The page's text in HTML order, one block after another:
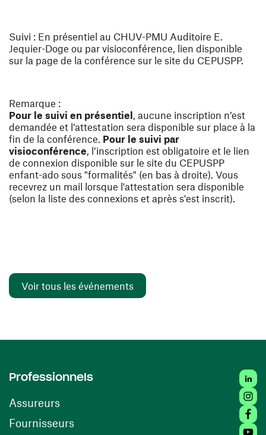
Suivi : En présentiel au CHUV-PMU Auditoire E.
Jequier-Doge ou par visioconférence, lien disponible
sur la page de la conférence sur le site du CEPUSPP.
Remarque :
Pour le suivi en présentiel, aucune inscription n’est
demandée et l’attestation sera disponible sur place à la
fin de la conférence. Pour le suivi par
visioconférence, l’inscription est obligatoire et le lien
de connexion disponible sur le site du CEPUSPP
enfant-ado sous "formalités" (en bas à droite). Vous
recevrez un mail lorsque l'attestation sera disponible
(selon la liste des connexions et après s'est inscrit).
Voir tous les événements
Professionnels
Assureurs
Fournisseurs(ouvre une nouvelle fenêtre)